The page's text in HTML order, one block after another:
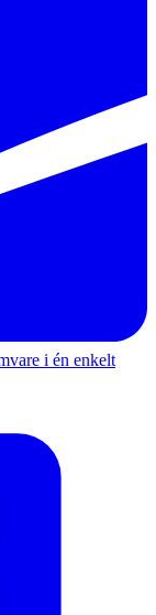
i én enkelt